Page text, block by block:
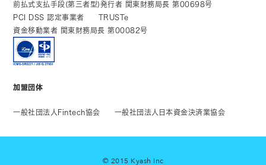
前払式支払手段(第三者型)発行者 関東財務局長 第00698号
PCI DSS 認定事業者
TRUSTe
資金移動業者 関東財務局長 第00082号
加盟団体
一般社団法人Fintech協会 一般社団法人日本資金決済業協会
© 2015 Kyash Inc